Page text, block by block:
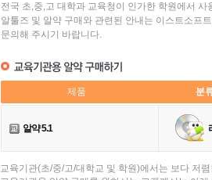
전국 초,중,고 대학과 교육청이 인가한 학원에서
알툴즈 및 알약 구매와 관련된 안내는 이스트소프
문의해 주시기 바랍니다.
제품 분
알약 5.1
교육기관(초/중/고/대학교 및 학원)에서는 보다 저